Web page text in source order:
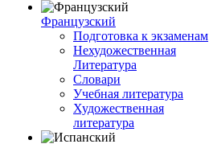
Французский
Подготовка к экзаменам
Нехудожественная
Литература
Словари
Учебная литература
Художественная
литература